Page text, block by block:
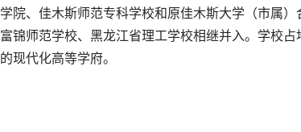
院、佳木斯师范专科学校和原佳木斯大学（市属
锦师范学校、黑龙江省理工学校相继并入。学校
现代化高等学府。